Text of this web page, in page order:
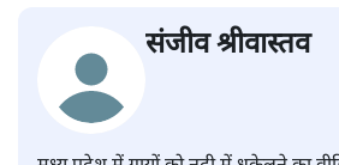
संजीव श्रीवास्तव